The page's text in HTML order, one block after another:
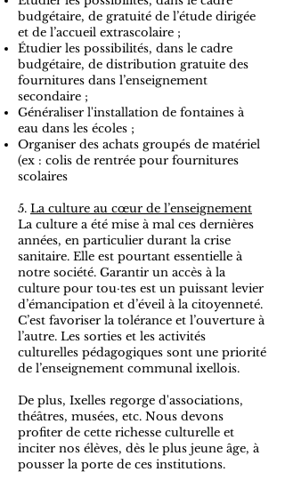
budgétaire, de gratuité de l’étude dirigée
et de l’accueil extrascolaire ;
Étudier les possibilités, dans le cadre
budgétaire, de distribution gratuite des
fournitures dans l’enseignement
secondaire ;
Généraliser l'installation de fontaines à
eau dans les écoles ;
Organiser des achats groupés de matériel
(ex : colis de rentrée pour fournitures
scolaires
5. La culture au cœur de l’enseignement
La culture a été mise à mal ces dernières
années, en particulier durant la crise
sanitaire. Elle est pourtant essentielle à
notre société. Garantir un accès à la
culture pour tou·tes est un puissant levier
d’émancipation et d’éveil à la citoyenneté.
C’est favoriser la tolérance et l’ouverture à
l’autre. Les sorties et les activités
culturelles pédagogiques sont une priorité
de l’enseignement communal ixellois.
De plus, Ixelles regorge d'associations,
théâtres, musées, etc. Nous devons
profiter de cette richesse culturelle et
inciter nos élèves, dès le plus jeune âge, à
pousser la porte de ces institutions.